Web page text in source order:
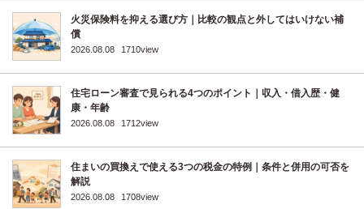
火災保険料を抑える選び方｜比較の観点と外してはいけない補
償
2026.08.08 1710view
住宅ローン審査で見られる4つのポイント｜収入・借入歴・健
康・年齢
2026.08.08 1712view
住まいの買換えで使える3つの税金の特例｜条件と併用の可否を
解説
2026.08.08 1708view